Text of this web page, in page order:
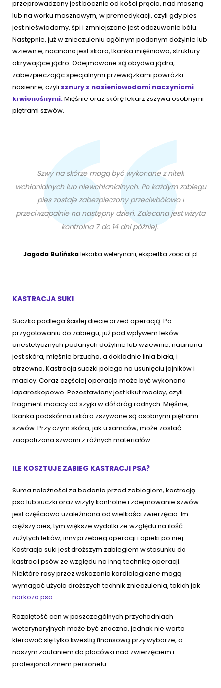
przeprowadzany jest bocznie od kości prącia, nad moszną
lub na worku mosznowym, w premedykacji, czyli gdy pies
jest nieświadomy, śpi i zmniejszone jest odczuwanie bólu.
Następnie, już w znieczuleniu ogólnym podanym dożylnie lub
wziewnie, nacinana jest skóra, tkanka mięśniowa, struktury
okrywające jądro. Odejmowane są obydwa jądra,
zabezpieczając specjalnymi przewiązkami powrózki
nasienne, czyli sznury z nasieniowodami naczyniami
krwionośnymi.Mięśnie oraz skórę lekarz zszywa osobnymi
piętrami szwów.
Szwy na skórze mogą być wykonane z nitek
wchłanialnych lub niewchłanialnych. Po każdym zabiegu
pies zostaje zabezpieczony przeciwbólowo i
przeciwzapalnie na następny dzień. Zalecana jest wizyta
kontrolna 7 do 14 dni później.
Jagoda Bulińskalekarka weterynarii, ekspertka zoocial.pl
KASTRACJA SUKI
Suczka podlega ścisłej diecie przed operacją. Po
przygotowaniu do zabiegu, już pod wpływem leków
anestetycznych podanych dożylnie lub wziewnie, nacinana
jest skóra, mięśnie brzucha, a dokładnie linia biała, i
otrzewna. Kastracja suczki polega na usunięciu jajników i
macicy. Coraz częściej operacja może być wykonana
laparoskopowo. Pozostawiany jest kikut macicy, czyli
fragment macicy od szyjki w dół dróg rodnych. Mięśnie,
tkanka podskórna i skóra zszywane są osobnymi piętrami
szwów. Przy czym skóra, jak u samców, może zostać
zaopatrzona szwami z różnych materiałów.
ILE KOSZTUJE ZABIEG KASTRACJI PSA?
Suma należności za badania przed zabiegiem, kastrację
psa lub suczki oraz wizyty kontrolne i zdejmowanie szwów
jest częściowo uzależniona od wielkości zwierzęcia. Im
cięższy pies, tym większe wydatki ze względu na ilość
zużytych leków, inny przebieg operacji i opieki po niej.
Kastracja suki jest droższym zabiegiem w stosunku do
kastracji psów ze względu na inną technikę operacji.
Niektóre rasy przez wskazania kardiologiczne mogą
wymagać użycia droższych technik znieczulenia, takich jak
narkoza psa.
Rozpiętość cen w poszczególnych przychodniach
weterynaryjnych może być znaczna, jednak nie warto
kierować się tylko kwestią finansową przy wyborze, a
naszym zaufaniem do placówki nad zwierzęciem i
profesjonalizmem personelu.